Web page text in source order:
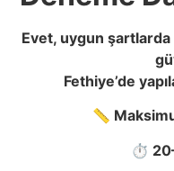
Evet, uygun şartlarda
Fethiye’de
📏
⏱️